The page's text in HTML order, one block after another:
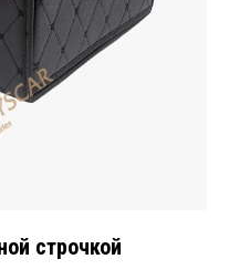
строчкой